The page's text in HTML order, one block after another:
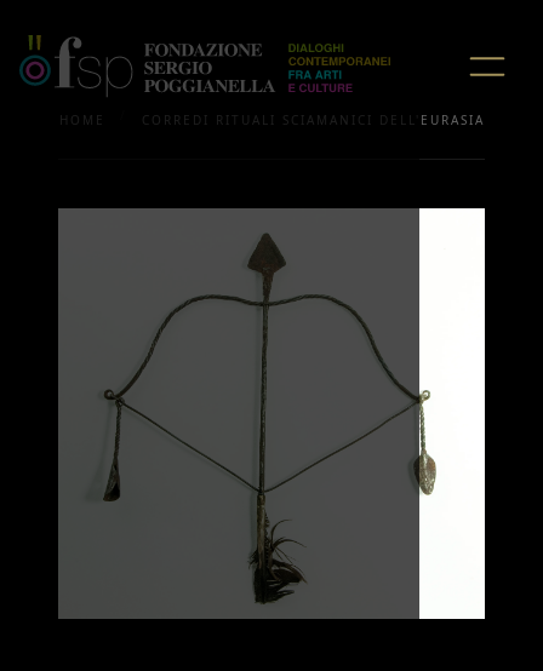
HOME CORREDI RITUALI SCIAMANICI DELL'EURASIA